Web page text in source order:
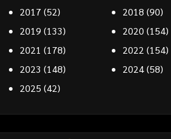
2017 (52) 2018 (90)
2019 (133) 2020 (154)
2021 (178) 2022 (154)
2023 (148) 2024(58)
2025 (42)